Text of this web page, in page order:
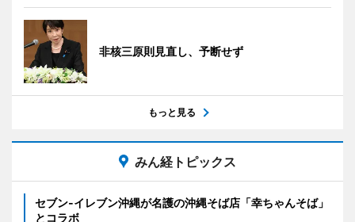
非核三原則見直し、予断せず
もっと見る
みん経トピックス
セブン‐イレブン沖縄が名護の沖縄そば店「幸ちゃんそば」
とコラボ